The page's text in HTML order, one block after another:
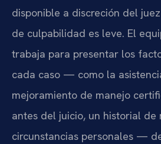
disponible a discreción del
de culpabilidad es leve. El
trabaja para presentar los
cada caso — como la
mejoramiento de manejo
antes del juicio, un historial de
circunstancias personales —